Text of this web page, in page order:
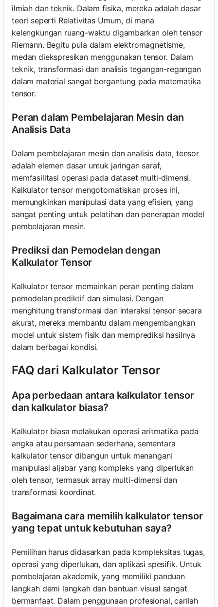
ilmiah dan teknik. Dalam fisika, mereka adalah dasar
teori seperti Relativitas Umum, di mana
kelengkungan ruang-waktu digambarkan oleh tensor
Riemann. Begitu pula dalam elektromagnetisme,
medan diekspresikan menggunakan tensor. Dalam
teknik, transformasi dan analisis tegangan-regangan
dalam material sangat bergantung pada matematika
tensor.
Peran dalam Pembelajaran Mesin dan
Analisis Data
Dalam pembelajaran mesin dan analisis data, tensor
adalah elemen dasar untuk jaringan saraf,
memfasilitasi operasi pada dataset multi-dimensi.
Kalkulator tensor mengotomatiskan proses ini,
memungkinkan manipulasi data yang efisien, yang
sangat penting untuk pelatihan dan penerapan model
pembelajaran mesin.
Prediksi dan Pemodelan dengan
Kalkulator Tensor
Kalkulator tensor memainkan peran penting dalam
pemodelan prediktif dan simulasi. Dengan
menghitung transformasi dan interaksi tensor secara
akurat, mereka membantu dalam mengembangkan
model untuk sistem fisik dan memprediksi hasilnya
dalam berbagai kondisi.
FAQ dari Kalkulator Tensor
Apa perbedaan antara kalkulator tensor
dan kalkulator biasa?
Kalkulator biasa melakukan operasi aritmatika pada
angka atau persamaan sederhana, sementara
kalkulator tensor dibangun untuk menangani
manipulasi aljabar yang kompleks yang diperlukan
oleh tensor, termasuk array multi-dimensi dan
transformasi koordinat.
Bagaimana cara memilih kalkulator tensor
yang tepat untuk kebutuhan saya?
Pemilihan harus didasarkan pada kompleksitas tugas,
operasi yang diperlukan, dan aplikasi spesifik. Untuk
pembelajaran akademik, yang memiliki panduan
langkah demi langkah dan bantuan visual sangat
bermanfaat. Dalam penggunaan profesional, carilah